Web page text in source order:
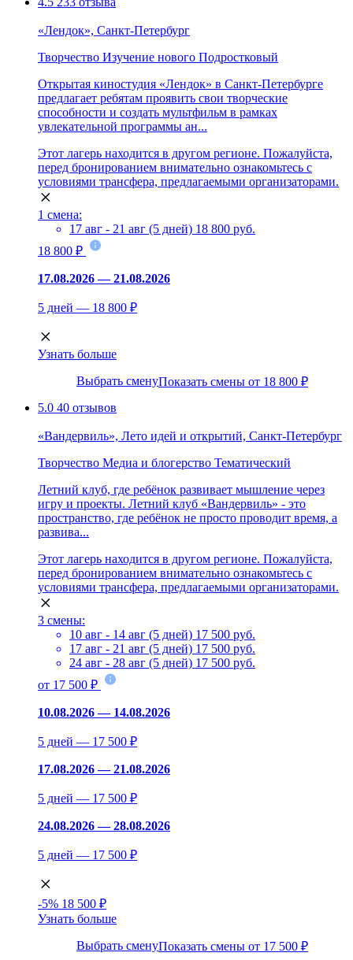
«Лендок», Санкт-Петербург
Творчество Изучение нового Подростковый
Открытая киностудия «Лендок» в Санкт-Петербурге
предлагает ребятам проявить свои творческие
способности и создать мультфильм в рамках
увлекательной программы ан...
Этот лагерь находится в другом регионе. Пожалуйста,
перед бронированием внимательно ознакомьтесь с
условиями трансфера, предлагаемыми организаторами.
1 смена:
17 авг - 21 авг (5 дней) 18 800 руб.
18 800 ₽
17.08.2026 — 21.08.2026
5 дней — 18 800 ₽
Узнать больше
Выбрать сменуПоказать смены от 18 800 ₽
5.0 40 отзывов
«Вандервиль», Лето идей и открытий, Санкт-Петербург
Творчество Медиа и блогерство Тематический
Летний клуб, где ребёнок развивает мышление через
игру и проекты. Летний клуб «Вандервиль» - это
пространство, где ребёнок не просто проводит время, а
развива...
Этот лагерь находится в другом регионе. Пожалуйста,
перед бронированием внимательно ознакомьтесь с
условиями трансфера, предлагаемыми организаторами.
3 смены:
10 авг - 14 авг (5 дней) 17 500 руб.
17 авг - 21 авг (5 дней) 17 500 руб.
24 авг - 28 авг (5 дней) 17 500 руб.
от 17 500 ₽
10.08.2026 — 14.08.2026
5 дней — 17 500 ₽
17.08.2026 — 21.08.2026
5 дней — 17 500 ₽
24.08.2026 — 28.08.2026
5 дней — 17 500 ₽
-5% 18 500 ₽
Узнать больше
Выбрать сменуПоказать смены от 17 500 ₽